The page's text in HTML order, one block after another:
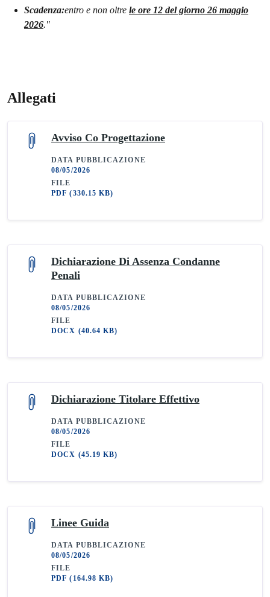
Scadenza:entro e non oltre le ore 12 del giorno 26 maggio
2026."
Allegati
Avviso Co Progettazione
DATA PUBBLICAZIONE
08/05/2026
FILE
PDF(330.15 KB)
Dichiarazione Di Assenza Condanne
Penali
DATA PUBBLICAZIONE
08/05/2026
FILE
DOCX (40.64 KB)
Dichiarazione Titolare Effettivo
DATA PUBBLICAZIONE
08/05/2026
FILE
DOCX (45.19 KB)
Linee Guida
DATA PUBBLICAZIONE
08/05/2026
FILE
PDF(164.98 KB)